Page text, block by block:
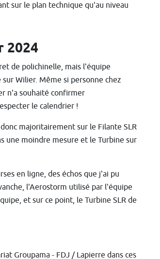
sur le plan technique qu'au niveau
2024
de polichinelle, mais l'équipe
Wilier. Même si personne chez
n'a souhaité confirmer
le calendrier !
majoritairement sur le Filante SLR
une moindre mesure et le Turbine sur
en ligne, des échos que j'ai pu
l'Aerostorm utilisé par l'équipe
et sur ce point, le Turbine SLR de
Groupama - FDJ / Lapierre dans ces